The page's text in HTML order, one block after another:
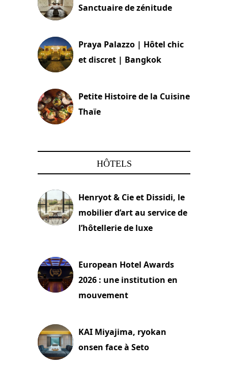
Sanctuaire de zénitude
Praya Palazzo | Hôtel chic
et discret | Bangkok
Petite Histoire de la Cuisine
Thaïe
HÔTELS
Henryot & Cie et Dissidi, le
mobilier d’art au service de
l’hôtellerie de luxe
European Hotel Awards
2026 : une institution en
mouvement
KAI Miyajima, ryokan
onsen face à Seto